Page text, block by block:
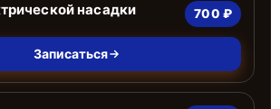
насадки 700 ₽
Записаться